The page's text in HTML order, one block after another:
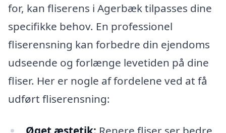
for, kan fliserens i Agerbæk tilpasses dine
specifikke behov. En professionel
fliserensning kan forbedre din ejendoms
udseende og forlænge levetiden på dine
fliser. Her er nogle af fordelene ved at få
udført fliserensning: